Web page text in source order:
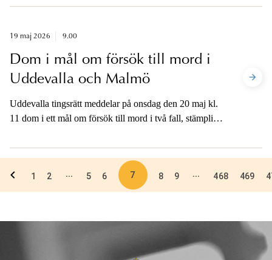
Trollhättan/Stockholm.
19 maj 2026 9.00
Dom i mål om försök till mord i
Uddevalla och Malmö
Uddevalla tingsrätt meddelar på onsdag den 20 maj kl.
11 dom i ett mål om försök till mord i två fall, stämpling
grovt vapenbrott samt stämpling till grov allmänfarlig
ödeläggelse. Brottsligheten har ägt rum i Uddevalla och
Malmö.
1 2 ... 5 6 7 8 9 ... 468 469